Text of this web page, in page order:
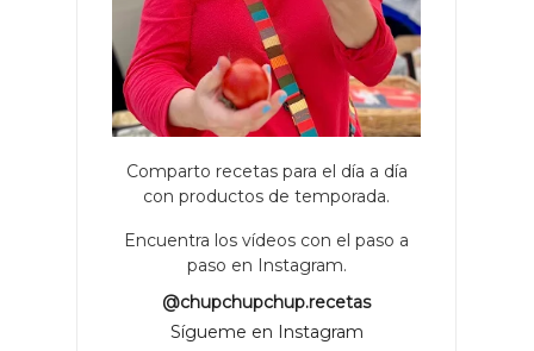
Comparto recetas para el día a día
con productos de temporada.
Encuentra los vídeos con el paso a
paso en Instagram.
@chupchupchup.recetas
Sígueme en Instagram